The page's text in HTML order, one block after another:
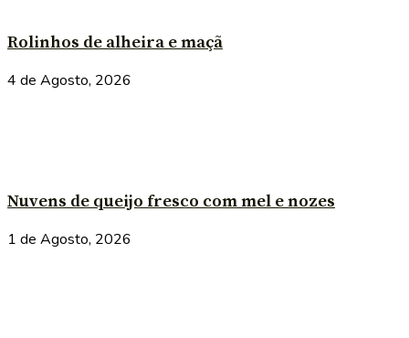
Rolinhos de alheira e maçã
4 de Agosto, 2026
Nuvens de queijo fresco com mel e nozes
1 de Agosto, 2026